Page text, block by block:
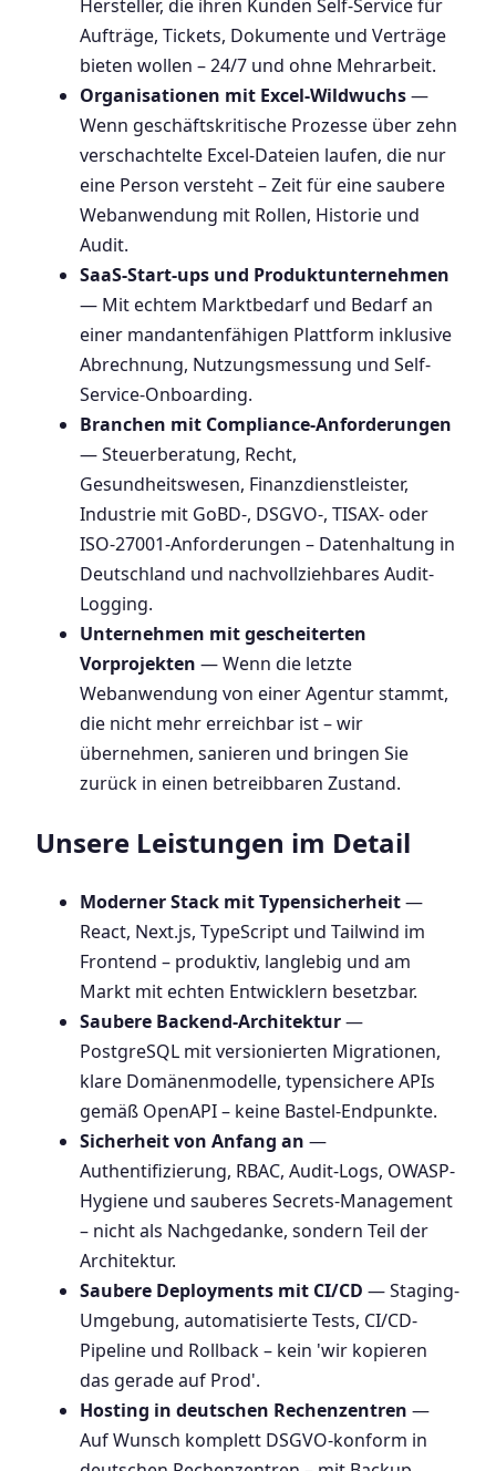
Hersteller, die ihren Kunden Self-Service für
Aufträge, Tickets, Dokumente und Verträge
bieten wollen – 24/7 und ohne Mehrarbeit.
Organisationen mit Excel-Wildwuchs—
Wenn geschäftskritische Prozesse über zehn
verschachtelte Excel-Dateien laufen, die nur
eine Person versteht – Zeit für eine saubere
Webanwendung mit Rollen, Historie und
Audit.
SaaS-Start-ups und Produktunternehmen
— Mit echtem Marktbedarf und Bedarf an
einer mandantenfähigen Plattform inklusive
Abrechnung, Nutzungsmessung und Self-
Service-Onboarding.
Branchen mit Compliance-Anforderungen
— Steuerberatung, Recht,
Gesundheitswesen, Finanzdienstleister,
Industrie mit GoBD-, DSGVO-, TISAX- oder
ISO-27001-Anforderungen – Datenhaltung in
Deutschland und nachvollziehbares Audit-
Logging.
Unternehmen mit gescheiterten
Vorprojekten — Wenn die letzte
Webanwendung von einer Agentur stammt,
die nicht mehr erreichbar ist – wir
übernehmen, sanieren und bringen Sie
zurück in einen betreibbaren Zustand.
Unsere Leistungen im Detail
Moderner Stack mit Typensicherheit—
React, Next.js, TypeScript und Tailwind im
Frontend – produktiv, langlebig und am
Markt mit echten Entwicklern besetzbar.
Saubere Backend-Architektur—
PostgreSQL mit versionierten Migrationen,
klare Domänenmodelle, typensichere APIs
gemäß OpenAPI – keine Bastel-Endpunkte.
Sicherheit von Anfang an —
Authentifizierung, RBAC, Audit-Logs, OWASP-
Hygiene und sauberes Secrets-Management
– nicht als Nachgedanke, sondern Teil der
Architektur.
Saubere Deployments mit CI/CD — Staging-
Umgebung, automatisierte Tests, CI/CD-
Pipeline und Rollback – kein 'wir kopieren
das gerade auf Prod'.
Hosting in deutschen Rechenzentren —
Auf Wunsch komplett DSGVO-konform in